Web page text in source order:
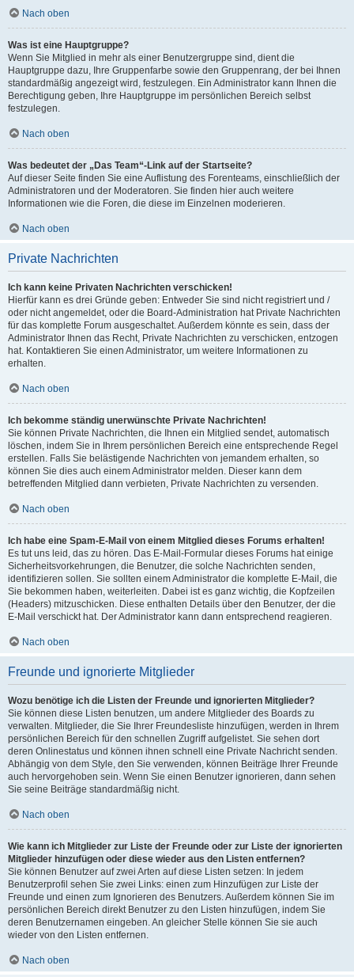
Nach oben
Was ist eine Hauptgruppe?
Wenn Sie Mitglied in mehr als einer Benutzergruppe sind, dient die
Hauptgruppe dazu, Ihre Gruppenfarbe sowie den Gruppenrang, der bei Ihnen
standardmäßig angezeigt wird, festzulegen. Ein Administrator kann Ihnen die
Berechtigung geben, Ihre Hauptgruppe im persönlichen Bereich selbst
festzulegen.
Nach oben
Was bedeutet der „Das Team“-Link auf der Startseite?
Auf dieser Seite finden Sie eine Auflistung des Forenteams, einschließlich der
Administratoren und der Moderatoren. Sie finden hier auch weitere
Informationen wie die Foren, die diese im Einzelnen moderieren.
Nach oben
Private Nachrichten
Ich kann keine Privaten Nachrichten verschicken!
Hierfür kann es drei Gründe geben: Entweder Sie sind nicht registriert und /
oder nicht angemeldet, oder die Board-Administration hat Private Nachrichten
für das komplette Forum ausgeschaltet. Außerdem könnte es sein, dass der
Administrator Ihnen das Recht, Private Nachrichten zu verschicken, entzogen
hat. Kontaktieren Sie einen Administrator, um weitere Informationen zu
erhalten.
Nach oben
Ich bekomme ständig unerwünschte Private Nachrichten!
Sie können Private Nachrichten, die Ihnen ein Mitglied sendet, automatisch
löschen, indem Sie in Ihrem persönlichen Bereich eine entsprechende Regel
erstellen. Falls Sie belästigende Nachrichten von jemandem erhalten, so
können Sie dies auch einem Administrator melden. Dieser kann dem
betreffenden Mitglied dann verbieten, Private Nachrichten zu versenden.
Nach oben
Ich habe eine Spam-E-Mail von einem Mitglied dieses Forums erhalten!
Es tut uns leid, das zu hören. Das E-Mail-Formular dieses Forums hat einige
Sicherheitsvorkehrungen, die Benutzer, die solche Nachrichten senden,
identifizieren sollen. Sie sollten einem Administrator die komplette E-Mail, die
Sie bekommen haben, weiterleiten. Dabei ist es ganz wichtig, die Kopfzeilen
(Headers) mitzuschicken. Diese enthalten Details über den Benutzer, der die
E-Mail verschickt hat. Der Administrator kann dann entsprechend reagieren.
Nach oben
Freunde und ignorierte Mitglieder
Wozu benötige ich die Listen der Freunde und ignorierten Mitglieder?
Sie können diese Listen benutzen, um andere Mitglieder des Boards zu
verwalten. Mitglieder, die Sie Ihrer Freundesliste hinzufügen, werden in Ihrem
persönlichen Bereich für den schnellen Zugriff aufgelistet. Sie sehen dort
deren Onlinestatus und können ihnen schnell eine Private Nachricht senden.
Abhängig von dem Style, den Sie verwenden, können Beiträge Ihrer Freunde
auch hervorgehoben sein. Wenn Sie einen Benutzer ignorieren, dann sehen
Sie seine Beiträge standardmäßig nicht.
Nach oben
Wie kann ich Mitglieder zur Liste der Freunde oder zur Liste der ignorierten
Mitglieder hinzufügen oder diese wieder aus den Listen entfernen?
Sie können Benutzer auf zwei Arten auf diese Listen setzen: In jedem
Benutzerprofil sehen Sie zwei Links: einen zum Hinzufügen zur Liste der
Freunde und einen zum Ignorieren des Benutzers. Außerdem können Sie im
persönlichen Bereich direkt Benutzer zu den Listen hinzufügen, indem Sie
deren Benutzernamen eingeben. An gleicher Stelle können Sie sie auch
wieder von den Listen entfernen.
Nach oben